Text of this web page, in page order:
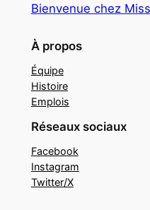
Bienvenue chez
À propos
Équipe
Histoire
Emplois
Réseaux sociaux
Facebook
Instagram
Twitter/X